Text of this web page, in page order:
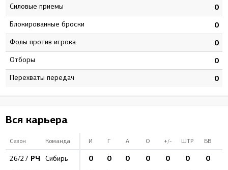
Силовые приемы 0
Блокированные броски 0
Фолы против игрока 0
Отборы 0
Перехваты передач 0
Вся карьера
Сезон Команда И Г А О +/- ШТР БВ
26/27 РЧ Сибирь 0 0 0 0 0 0 0